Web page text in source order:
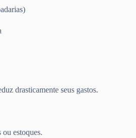
drasticamente seus gastos.
estoques.